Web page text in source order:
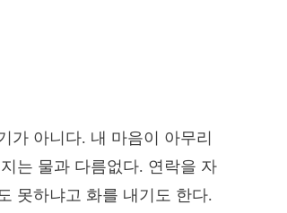
가 아니다. 내 마음이 아무리
는 물과 다름없다. 연락을 자
못하냐고 화를 내기도 한다.